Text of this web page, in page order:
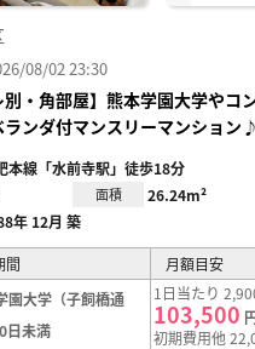
08/02 23:30
別・角部屋】熊本学園大学やコ
ランダ付マンスリーマンション♪
本線「水前寺駅」徒歩18分
面積 26.24m²
年 12月 築
間
月額目安
園大学（子飼橋通
日未満
1日当たり
103,500
初期費用他